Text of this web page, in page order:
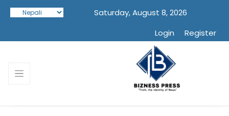
Saturday, August 8, 2026
Login
Register